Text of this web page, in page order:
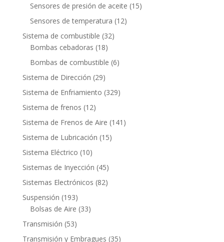
productos
Sensores de presión de aceite 1515
Sensores de temperatura 1212
Sistema de combustible 3232
Bombas cebadoras 1818
productos
Bombas de combustible 66
Sistema de Dirección 2929
productos
Sistema de Enfriamiento 329329
Sistema de frenos 1212
productos
Sistema de Frenos de Aire 141 141
Sistema de Lubricación 1515
Sistema Eléctrico 1010
productos
Sistemas de Inyección 4545
productos
Sistemas Electrónicos 8282
Suspensión 193193
productos
Bolsas de Aire 3333
Transmisión 5353
productos
Transmisión y Embragues 3535